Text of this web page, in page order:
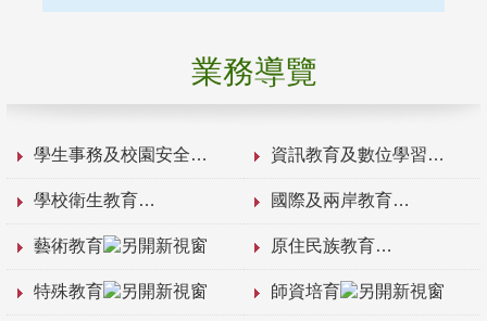
業務導覽
學生事務及校園安全 資訊教育及數位學習
學校衛生教育 國際及兩岸教育
藝術教育 原住民族教育
特殊教育 師資培育